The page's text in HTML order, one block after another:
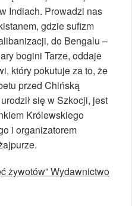
Indiach. Prowadzi nas
gdzie sufizm
do Bengalu –
bogini Tarze, oddaje
który pokutuje za to, że
przed Chińską
się w Szkocji, jest
Królewskiego
i organizatorem
żywotów” Wydawnictwo